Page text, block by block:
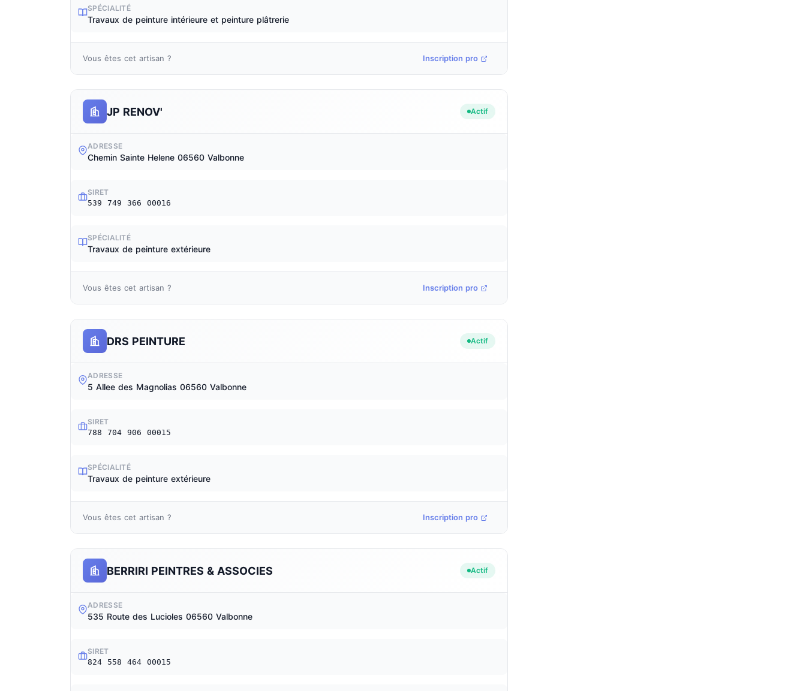
SPÉCIALITÉ
Travaux de peinture intérieure et peinture plâtrerie
Vous êtes cet artisan ? Inscription pro
JP RENOV' Actif
ADRESSE
Chemin Sainte Helene 06560 Valbonne
SIRET
539 749 366 00016
SPÉCIALITÉ
Travaux de peinture extérieure
Vous êtes cet artisan ? Inscription pro
DRS PEINTURE Actif
ADRESSE
5 Allee des Magnolias 06560 Valbonne
SIRET
788 704 906 00015
SPÉCIALITÉ
Travaux de peinture extérieure
Vous êtes cet artisan ? Inscription pro
BERRIRI PEINTRES & ASSOCIES Actif
ADRESSE
535 Route des Lucioles 06560 Valbonne
SIRET
824 558 464 00015